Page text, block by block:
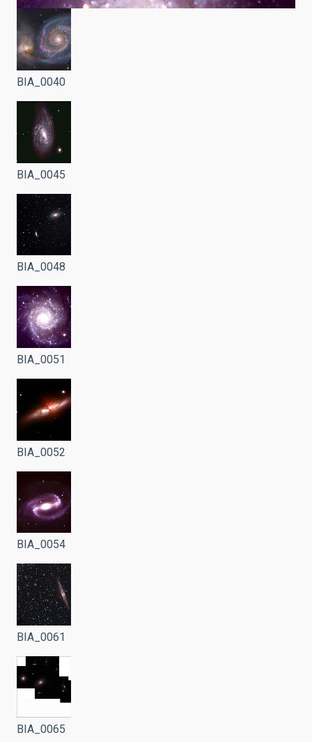
BIA_0040
BIA_0045
BIA_0048
BIA_0051
BIA_0052
BIA_0054
BIA_0061
BIA_0065